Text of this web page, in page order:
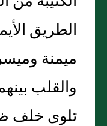
الطريق
ميمنة
والقلب
تلوى خلف